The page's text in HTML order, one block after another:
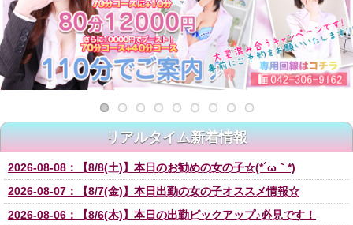
リアルタイム新着情報
2026-08-08：【8/8(土)】本日のお勧めの女の子☆(*´ω｀*)
2026-08-07：【8/7(金)】本日出勤の女の子オススメ情報☆
2026-08-06：【8/6(木)】本日の出勤ピックアップ♪必見です！